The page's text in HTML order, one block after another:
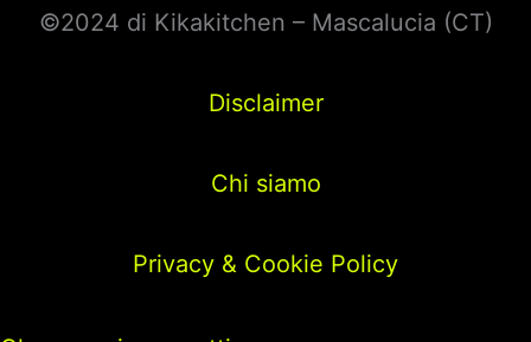
©2024 di Kikakitchen – Mascalucia (CT)
Disclaimer
Chi siamo
Privacy & Cookie Policy